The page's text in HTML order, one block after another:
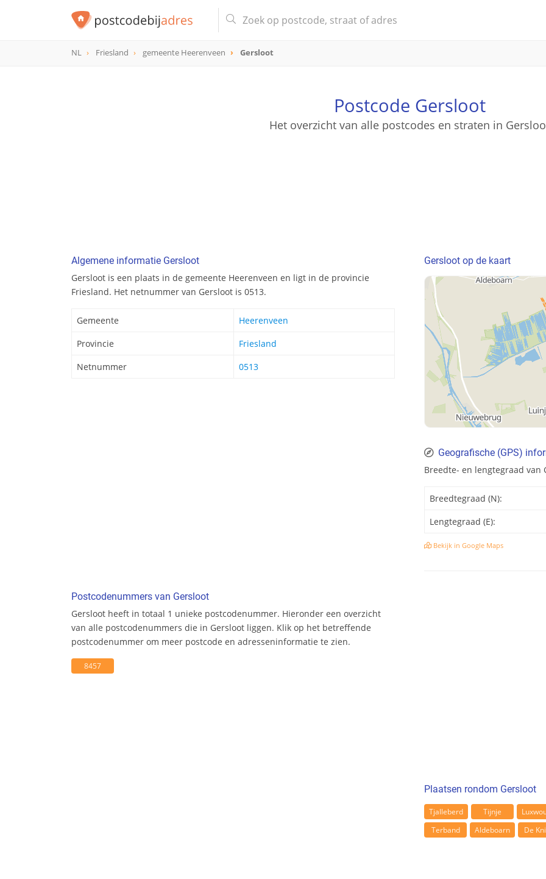
NL Friesland gemeente Heerenveen Gersloot
Postcode Gersloot
Het overzicht van alle postcodes en straten in
Algemene informatie Gersloot
Gersloot is een plaats in de gemeente Heerenveen en ligt in de provincie
Friesland. Het netnummer van Gersloot is 0513.
Gemeente
Heerenveen
Provincie
Friesland
Netnummer
0513
Postcodenummers van Gersloot
Gersloot heeft in totaal 1 unieke postcodenummer. Hieronder een overzicht
van alle postcodenummers die in Gersloot liggen. Klik op het betreffende
postcodenummer om meer postcode en adresseninformatie te zien.
8457
Gersloot op de kaart
Geografische (GPS)
Breedte- en lengtegraad van
Breedtegraad (N):
Lengtegraad (E):
Bekijk in Google Maps
Plaatsen rondom Gersloot
Tjalleberd Tijnje
Terband
Aldeboarn De